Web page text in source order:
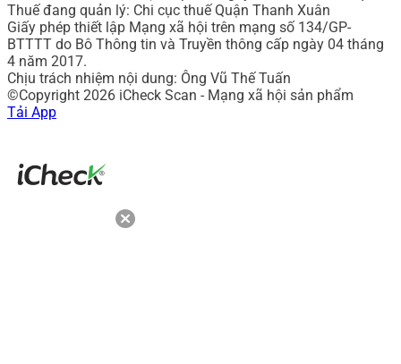
Thuế đang quản lý: Chi cục thuế Quận Thanh Xuân
Giấy phép thiết lập Mạng xã hội trên mạng số 134/GP-
BTTTT do Bô Thông tin và Truyền thông cấp ngày 04 tháng
4 năm 2017.
Chịu trách nhiệm nội dung: Ông Vũ Thế Tuấn
©Copyright 2026 iCheck Scan - Mạng xã hội sản phẩm
Tải App